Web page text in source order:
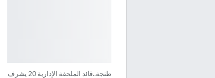
طنجة..قائد الملحقة الإدارية 20 يشرف